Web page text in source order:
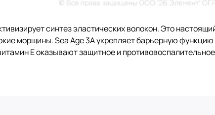
синтез эластических волокон. Это
морщины. Sea Age 3A укрепляет барьерную
E оказывают защитное и